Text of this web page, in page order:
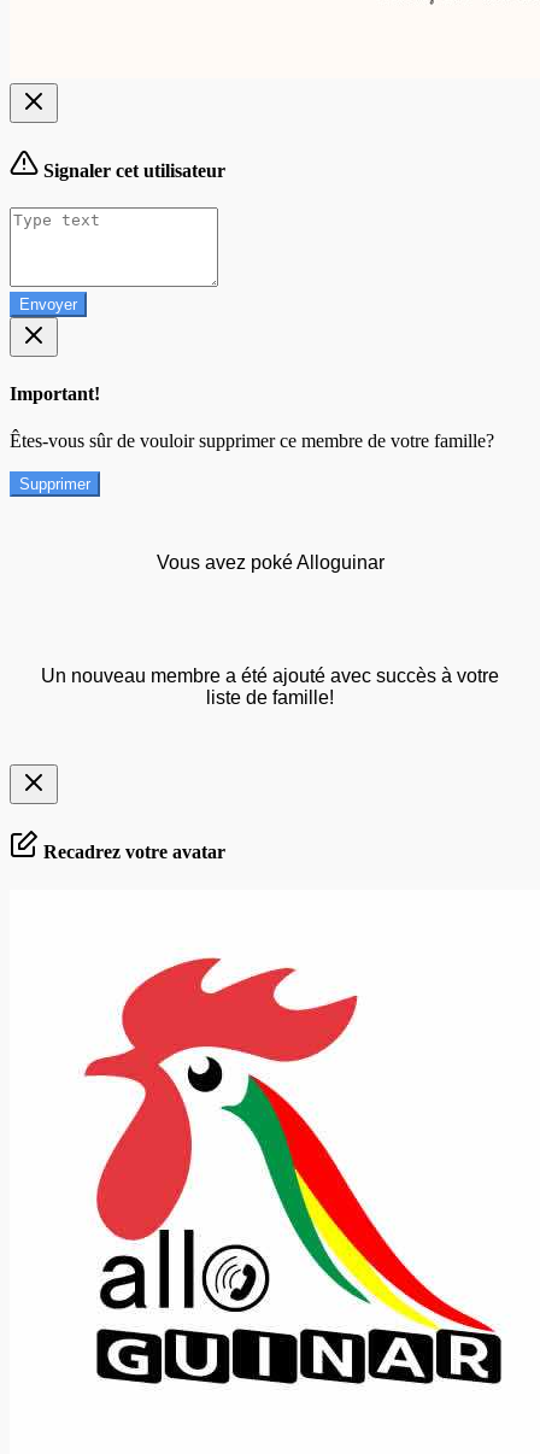
Signaler cet utilisateur
Envoyer
Important!
Êtes-vous sûr de vouloir supprimer ce membre de votre famille?
Supprimer
Vous avez poké Alloguinar
Un nouveau membre a été ajouté avec succès à votre
liste de famille!
Recadrez votre avatar